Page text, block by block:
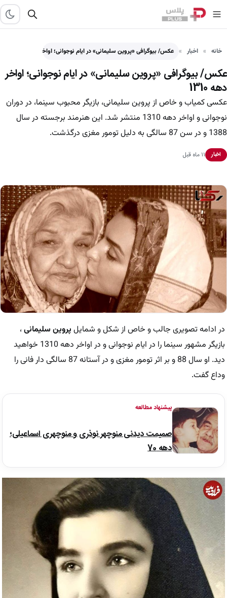
خانه اخبار عکس/ بیوگرافی «پروین سلیمانی» در ایام نوجوانی؛ اواخر دهه 1310
عکس/ بیوگرافی «پروین سلیمانی» در ایام نوجوانی؛ اواخر
دهه 1310
عکسی کمیاب و خاص از پروین سلیمانی، بازیگر محبوب سینما، در دوران
نوجوانی و اواخر دهه 1310 منتشر شد. این هنرمند برجسته در سال
1388 و در سن 87 سالگی به دلیل تومور مغزی درگذشت.
اخبار ۱۱ ماه قبل
در ادامه تصویری جالب و خاص از شکل و شمایل پروین سلیمانی،
بازیگر مشهور سینما را در ایام نوجوانی و در اواخر دهه 1310 خواهید
دید. او سال 88 و بر اثر تومور مغزی و در آستانه 87 سالگی دار فانی را
وداع گفت.
پیشنهاد مطالعه
صمیمت دیدنی منوچهر نوذری و منوچهری اسماعیلی؛
دهه 70